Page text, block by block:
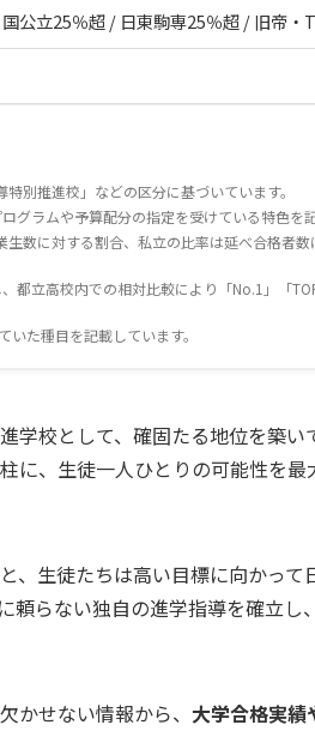
公立25％超 / 日東駒専25％超 / 旧帝・
別推進校」などの区分に基づいています。
グラムや予算配分の指定を受けている特色を
数に対する割合、私立の比率は延べ合格者数
都立高校内での相対比較により「No.1」「
た種目を記載しています。
学校として、確固たる地位を築い
に、生徒一人ひとりの可能性を最
、生徒たちは高い目標に向かって
頼らない独自の進学指導を確立し
かせない情報から、 大学合格実績